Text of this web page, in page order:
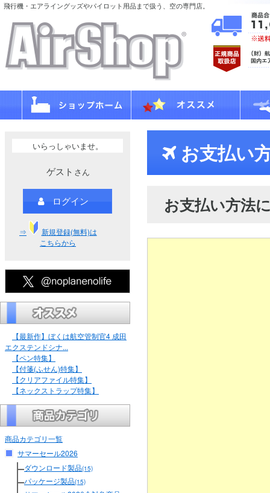
飛行機・エアライングッズやパイロット用品まで扱う、空の専門店。
いらっしゃいませ。
ゲスト さん
ログイン
⇒
新規登録(無料)は
こちらから
【最新作】ぼくは航空管制官4 成田
エクステンドシナ...
【ペン特集】
【付箋(ふせん)特集】
【クリアファイル特集】
【ネックストラップ特集】
商品カテゴリ一覧
サマーセール2026
ダウンロード製品(15)
パッケージ製品(15)
お支払い
お支払い方法